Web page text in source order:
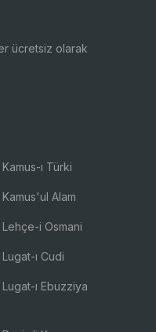
ücretsiz olarak
Kamus-ı Türki
Kamus'ul Alam
Lehçe-i Osmani
Lugat-ı Cudi
Lugat-ı Ebuzziya